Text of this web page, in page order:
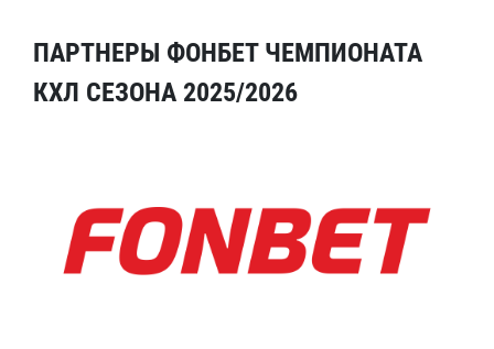
ПАРТНЕРЫ ФОНБЕТ ЧЕМПИОНАТА
КХЛ СЕЗОНА 2025/2026